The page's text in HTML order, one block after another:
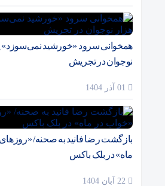
نوجوان در تجریش
بازگشت رضا فانید به صحنه/ «روزهای
ماه» در بلک باکس